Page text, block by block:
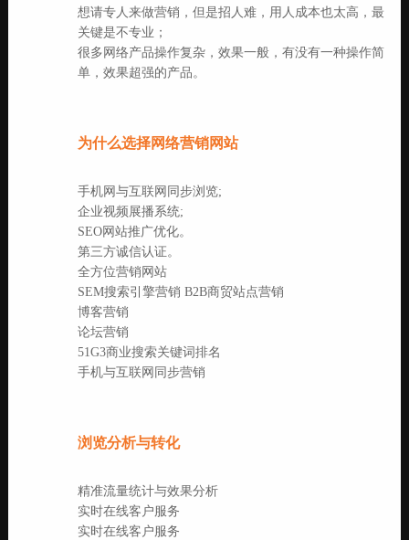
想请专人来做营销，但是招人难，用人成本也太高，最
关键是不专业；
很多网络产品操作复杂，效果一般，有没有一种操作简
单，效果超强的产品。
为什么选择网络营销网站
手机网与互联网同步浏览;
企业视频展播系统;
SEO网站推广优化。
第三方诚信认证。
全方位营销网站
SEM搜索引擎营销 B2B商贸站点营销
博客营销
论坛营销
51G3商业搜索关键词排名
手机与互联网同步营销
浏览分析与转化
精准流量统计与效果分析
实时在线客户服务
实时在线客户服务